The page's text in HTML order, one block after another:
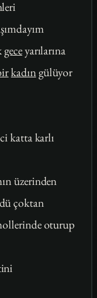
geceyarılarına
kadıngülüyor
katta karlı
üzerinden
çoktan
oturup